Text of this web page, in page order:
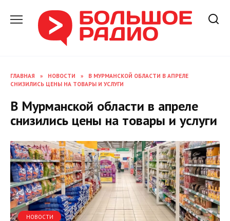
содержанию
ГЛАВНАЯ » НОВОСТИ »
В МУРМАНСКОЙ ОБЛАСТИ В АПРЕЛЕ
СНИЗИЛИСЬ ЦЕНЫ НА ТОВАРЫ И УСЛУГИ
В Мурманской области в апреле
снизились цены на товары и услуги
НОВОСТИ